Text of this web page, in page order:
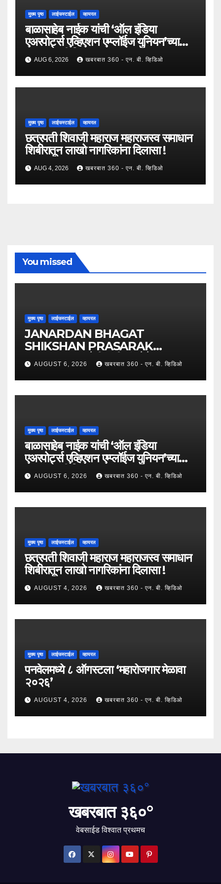
मुख्य पृष्ठ लाईफस्टाईल व्हायरल
बाळासाहेब नाईक यांची ‘ऑल इंडिया
एअरपोर्ट्स एव्हिएशन एम्प्लॉईज युनियन’च्या
उपाध्यक्षपदी निवड !
AUG 6, 2026 खबरबात 360 - एन. बी. व्हिडिओ
मुख्य पृष्ठ लाईफस्टाईल व्हायरल
छत्रपती शिवाजी महाराज महाराजस्व समाधान
शिबीरातून लाखो नागरिकांना दिलासा !
AUG 4, 2026 खबरबात 360 - एन. बी. व्हिडिओ
You missed
मुख्य पृष्ठ लाईफस्टाईल व्हायरल
JANARDAN BHAGAT
SHIKSHAN PRASARAK
SANSTHA: जेबीएसपी संस्थेचे मुख्य
प्रशासकीय कार्यालय आणि अत्याधुनिक मूट
कोर्टचे थाटात लोकार्पण !
AUGUST 6, 2026 खबरबात 360 - एन. बी. व्हिडिओ
मुख्य पृष्ठ लाईफस्टाईल व्हायरल
बाळासाहेब नाईक यांची ‘ऑल इंडिया
एअरपोर्ट्स एव्हिएशन एम्प्लॉईज युनियन’च्या
उपाध्यक्षपदी निवड !
AUGUST 6, 2026 खबरबात 360 - एन. बी. व्हिडिओ
मुख्य पृष्ठ लाईफस्टाईल व्हायरल
छत्रपती शिवाजी महाराज महाराजस्व समाधान
शिबीरातून लाखो नागरिकांना दिलासा !
AUGUST 4, 2026 खबरबात 360 - एन. बी. व्हिडिओ
मुख्य पृष्ठ लाईफस्टाईल व्हायरल
पनवेलमध्ये ८ ऑगस्टला ‘महारोजगार मेळावा
२०२६’
AUGUST 4, 2026 खबरबात 360 - एन. बी. व्हिडिओ
खबरबात ३६०°
वेबसाईड विश्वात प्रथमच